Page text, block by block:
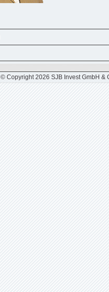
© Copyright 2026 SJB Invest GmbH &